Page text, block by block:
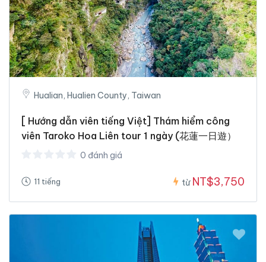
Hualian, Hualien County, Taiwan
[ Hướng dẫn viên tiếng Việt] Thám hiểm công
viên Taroko Hoa Liên tour 1 ngày (花蓮一日遊）
0 đánh giá
11 tiếng từNT$3,750